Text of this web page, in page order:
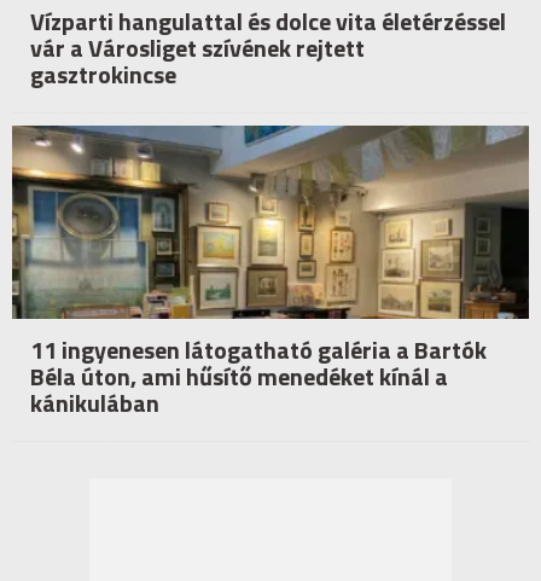
Vízparti hangulattal és dolce vita életérzéssel
vár a Városliget szívének rejtett
gasztrokincse
11 ingyenesen látogatható galéria a Bartók
Béla úton, ami hűsítő menedéket kínál a
kánikulában